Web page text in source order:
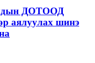
ДОТООД
аялуулах шинэ